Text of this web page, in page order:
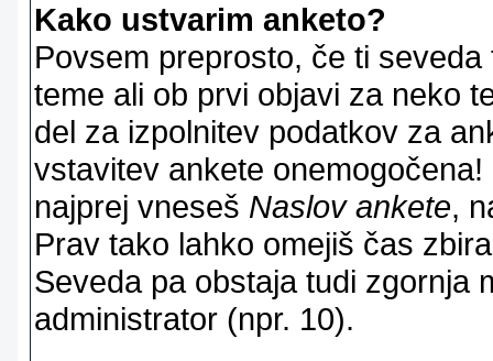
Kako ustvarim anketo?
Povsem preprosto, če ti
teme ali ob prvi objavi za neko
del za izpolnitev podatkov za
vstavitev ankete
najprej vneseš Naslov ankete,
Prav tako lahko omejiš čas
Seveda pa obstaja tudi zgornja
administrator (npr. 10).